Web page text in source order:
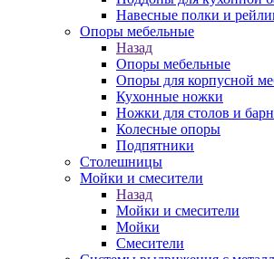
Навесные полки и
Опоры мебельные
Назад
Опоры мебельные
Опоры для корпусной
Кухонные ножки
Ножки для столов и
Колесные опоры
Подпятники
Столешницы
Мойки и смесители
Назад
Мойки и смесители
Мойки
Смесители